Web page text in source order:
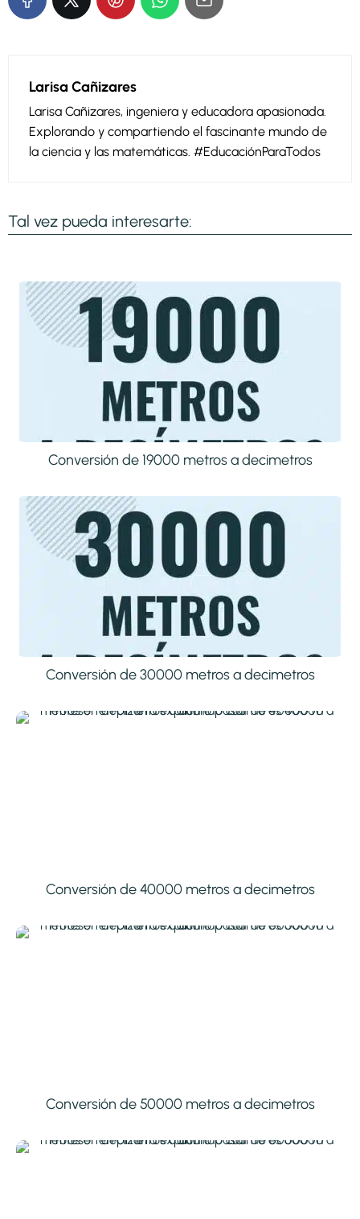
Larisa Cañizares
Larisa Cañizares, ingeniera y educadora apasionada.
Explorando y compartiendo el fascinante mundo de
la ciencia y las matemáticas. #EducaciónParaTodos
Tal vez pueda interesarte:
Conversión de 19000 metros a decimetros
Conversión de 30000 metros a decimetros
Conversión de 40000 metros a decimetros
Conversión de 50000 metros a decimetros